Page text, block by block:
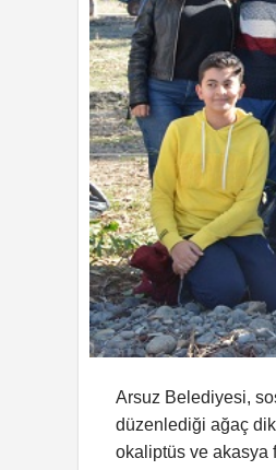
Arsuz Belediyesi,
düzenlediği ağaç
okaliptüs ve akasya